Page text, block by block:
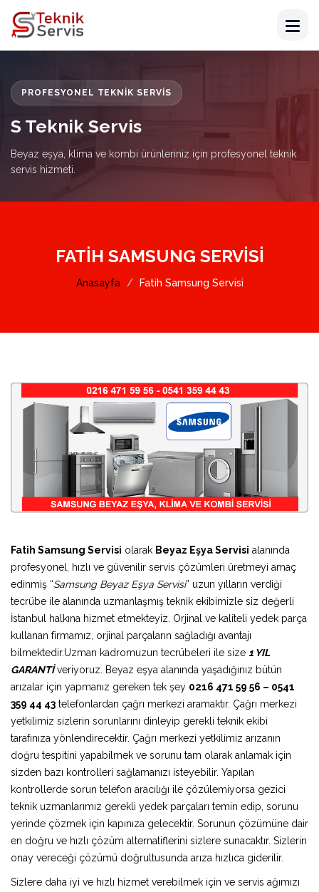
PROFESYONEL TEKNIK SERVIS
S Teknik Servis
Beyaz eşya, klima ve kombi ürünleriniz için profesyonel teknik
servis hizmeti.
FATIH SAMSUNG SERVISI
Anasayfa Fatih Samsung Servisi
Fatih Samsung Servisi olarak Beyaz Eşya Servisi alanında
profesyonel, hızlı ve güvenilir servis çözümleri üretmeyi amaç
edinmiş “Samsung Beyaz Eşya Servisi” uzun yılların verdiği
tecrübe ile alanında uzmanlaşmış teknik ekibimizle siz değerli
İstanbul halkına hizmet etmekteyiz. Orjinal ve kaliteli yedek parça
kullanan firmamız, orjinal parçaların sağladığı avantajı
bilmektedir.Uzman kadromuzun tecrübeleri ile size 1 YIL
GARANTİveriyoruz. Beyaz eşya alanında yaşadığınız bütün
arızalar için yapmanız gereken tek şey 0216 471 59 56 – 0541
359 44 43 telefonlardan çağrı merkezi aramaktır. Çağrı merkezi
yetkilimiz sizlerin sorunlarını dinleyip gerekli teknik ekibi
tarafınıza yönlendirecektir. Çağrı merkezi yetkilimiz arızanın
doğru tespitini yapabilmek ve sorunu tam olarak anlamak için
sizden bazı kontrolleri sağlamanızı isteyebilir. Yapılan
kontrollerde sorun telefon aracılığı ile çözülemiyorsa gezici
teknik uzmanlarımız gerekli yedek parçaları temin edip, sorunu
yerinde çözmek için kapınıza gelecektir. Sorunun çözümüne dair
en doğru ve hızlı çözüm alternatiflerini sizlere sunacaktır. Sizlerin
onay vereceği çözümü doğrultusunda arıza hızlıca giderilir.
Sizlere daha iyi ve hızlı hizmet verebilmek için ve servis ağımızı